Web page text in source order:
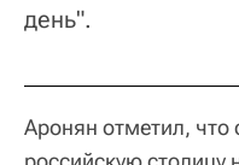
день".
Аронян отметил, что